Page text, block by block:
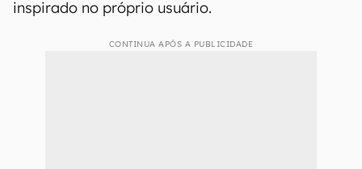
inspirado no próprio usuário.
CONTINUA APÓS A PUBLICIDADE